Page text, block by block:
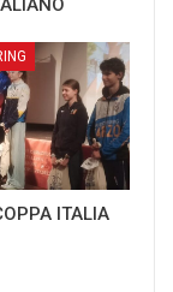
ITALIA